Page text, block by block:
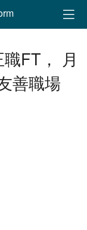
FT， 月
善職場